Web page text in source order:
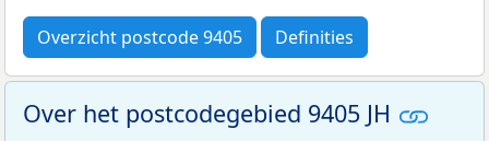
Overzicht postcode 9405 Definities
Over het postcodegebied 9405 JH